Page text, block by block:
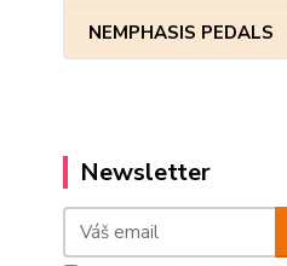
NEMPHASIS PEDALS
Newsletter